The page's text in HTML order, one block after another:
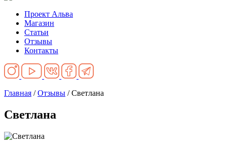
Проект Альва
Магазин
Статьи
Отзывы
Контакты
Главная /Отзывы /Светлана
Светлана